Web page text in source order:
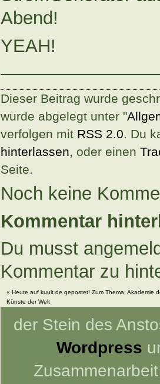
Abend!
YEAH!
Dieser Beitrag wurde
wurde abgelegt unter "
verfolgen mit RSS 2.0. Du
hinterlassen, oder einen
Seite.
Noch keine
Kommentar
Du musst
Kommentar zu
« Heute auf kuult.de gepostet! Zum Thema: Akademie
Künste der Welt
der Stein des
Wordpress